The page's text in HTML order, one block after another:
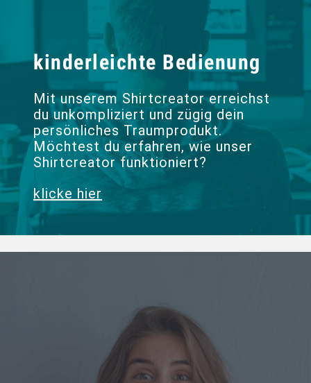
kinderleichte Bedienung
Mit unserem Shirtcreator erreichst
du unkompliziert und zügig dein
persönliches Traumprodukt.
Möchtest du erfahren, wie unser
Shirtcreator funktioniert?
klicke hier